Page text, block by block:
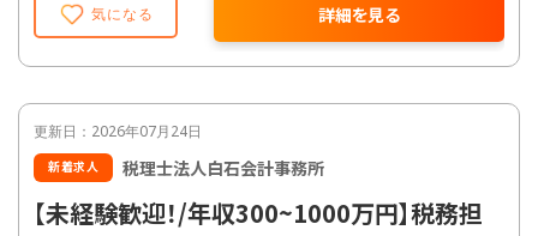
気になる 詳細を見る
と丁寧さが求められる基礎的な業務となりま
法人税・所得税・消費税などの各種税務申告書
輩職員のサポートを受けながら、申告書の構成
を広げていきます。
更新日：2026年07月24日
新着求人 税理士法人白石会計事務所
【未経験歓迎！/年収300~1000万円】税務担